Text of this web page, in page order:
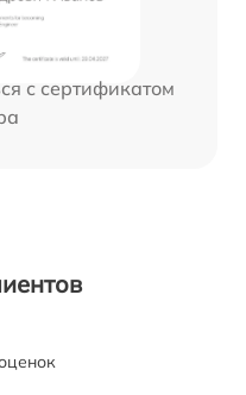
с сертификатом